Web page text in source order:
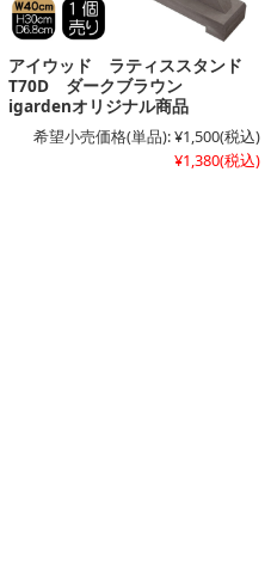
アイウッド ラティススタンド
T70D ダークブラウン
igardenオリジナル商品
希望小売価格(単品):¥1,500(税込)
¥1,380(税込)